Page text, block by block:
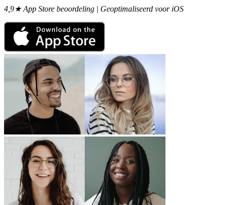
4,9★ App Store beoordeling | Geoptimaliseerd voor iOS